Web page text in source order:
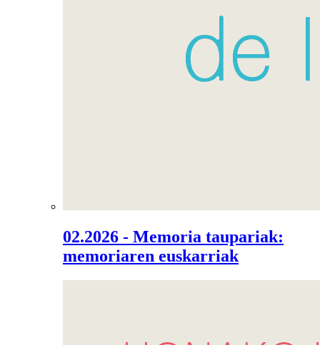
02.2026 - Memoria taupariak:
memoriaren euskarriak